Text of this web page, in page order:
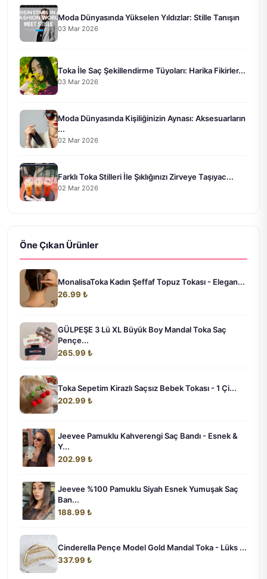
Moda Dünyasında Yükselen Yıldızlar: Stille Tanışın
03 Mar 2026
Toka İle Saç Şekillendirme Tüyoları: Harika Fikirler...
03 Mar 2026
Moda Dünyasında Kişiliğinizin Aynası: Aksesuarların
...
02 Mar 2026
Farklı Toka Stilleri İle Şıklığınızı Zirveye Taşıyac...
02 Mar 2026
Öne Çıkan Ürünler
MonalisaToka Kadın Şeffaf Topuz Tokası - Elegan...
26.99 ₺
GÜLPEŞE 3 Lü XL Büyük Boy Mandal Toka Saç
Pençe...
265.99 ₺
Toka Sepetim Kirazlı Saçsız Bebek Tokası - 1 Çi...
202.99 ₺
Jeevee Pamuklu Kahverengi Saç Bandı - Esnek &
Y...
202.99 ₺
Jeevee %100 Pamuklu Siyah Esnek Yumuşak Saç
Ban...
188.99 ₺
Cinderella Pençe Model Gold Mandal Toka - Lüks ...
337.99 ₺